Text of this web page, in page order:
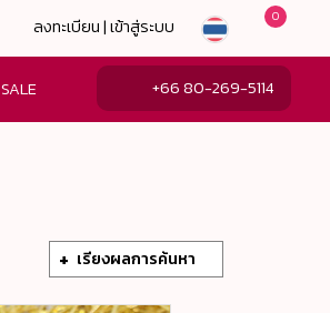
ลงทะเบียน | เข้าสู่ระบบ 0
SALE +66 80-269-5114
เรียงผลการค้นหา